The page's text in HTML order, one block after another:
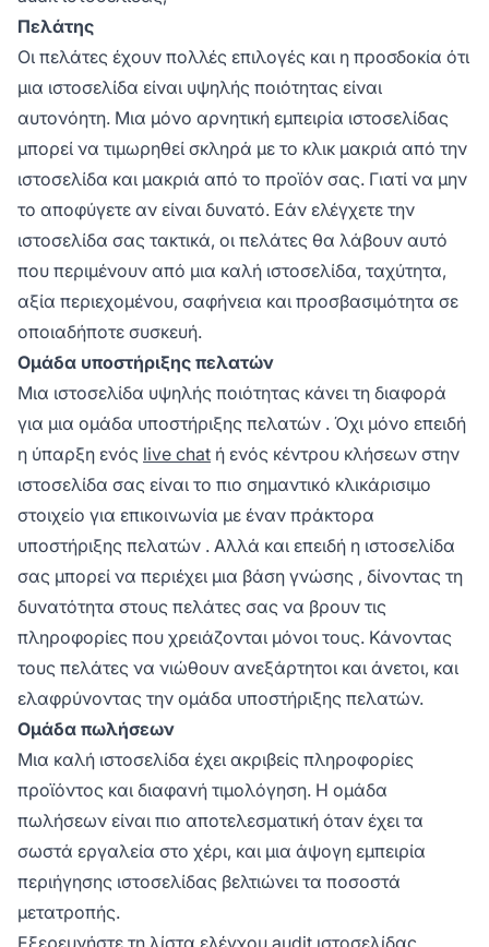
Πελάτης
Οι πελάτες έχουν πολλές επιλογές και η προσδοκία ότι
μια ιστοσελίδα είναι υψηλής ποιότητας είναι
αυτονόητη. Μια μόνο αρνητική εμπειρία ιστοσελίδας
μπορεί να τιμωρηθεί σκληρά με το κλικ μακριά από την
ιστοσελίδα και μακριά από το προϊόν σας. Γιατί να μην
το αποφύγετε αν είναι δυνατό. Εάν ελέγχετε την
ιστοσελίδα σας τακτικά, οι πελάτες θα λάβουν αυτό
που περιμένουν από μια καλή ιστοσελίδα, ταχύτητα,
αξία περιεχομένου, σαφήνεια και προσβασιμότητα σε
οποιαδήποτε συσκευή.
Ομάδα υποστήριξης πελατών
Μια ιστοσελίδα υψηλής ποιότητας κάνει τη διαφορά
για μια ομάδα υποστήριξης πελατών . Όχι μόνο επειδή
η ύπαρξη ενός live chat ή ενός κέντρου κλήσεων στην
ιστοσελίδα σας είναι το πιο σημαντικό κλικάρισιμο
στοιχείο για επικοινωνία με έναν πράκτορα
υποστήριξης πελατών . Αλλά και επειδή η ιστοσελίδα
σας μπορεί να περιέχει μια βάση γνώσης , δίνοντας τη
δυνατότητα στους πελάτες σας να βρουν τις
πληροφορίες που χρειάζονται μόνοι τους. Κάνοντας
τους πελάτες να νιώθουν ανεξάρτητοι και άνετοι, και
ελαφρύνοντας την ομάδα υποστήριξης πελατών.
Ομάδα πωλήσεων
Μια καλή ιστοσελίδα έχει ακριβείς πληροφορίες
προϊόντος και διαφανή τιμολόγηση. Η ομάδα
πωλήσεων είναι πιο αποτελεσματική όταν έχει τα
σωστά εργαλεία στο χέρι, και μια άψογη εμπειρία
περιήγησης ιστοσελίδας βελτιώνει τα ποσοστά
μετατροπής.
Εξερευνήστε τη λίστα ελέγχου audit ιστοσελίδας